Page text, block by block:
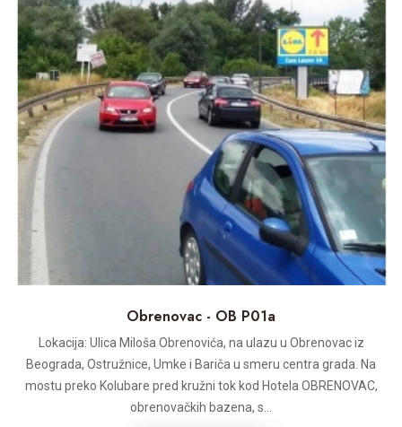
Obrenovac - OB P01a
Lokacija: Ulica Miloša Obrenovića, na ulazu u Obrenovac iz
Beograda, Ostružnice, Umke i Bariča u smeru centra grada. Na
mostu preko Kolubare pred kružni tok kod Hotela OBRENOVAC,
obrenovačkih bazena, s...